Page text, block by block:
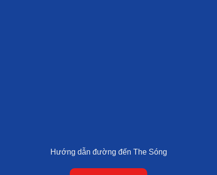
Hướng dẫn đường đến The Sóng